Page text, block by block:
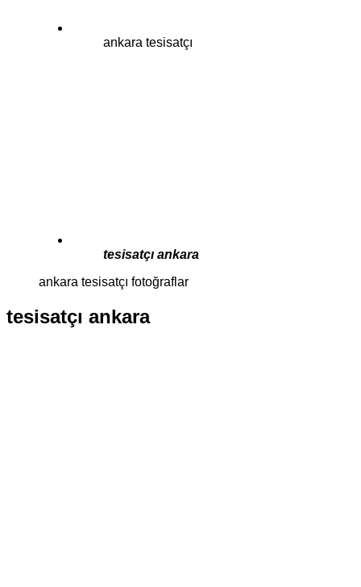
ankara tesisatçı
tesisatçı ankara
ankara tesisatçı fotoğraflar
tesisatçı ankara